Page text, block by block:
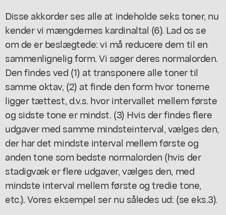
Disse akkorder ses alle at indeholde seks toner, nu
kender vi mængdernes kardinaltal (6). Lad os se
om de er beslægtede: vi må reducere dem til en
sammenlignelig form. Vi søger deres normalorden.
Den findes ved (1) at transponere alle toner til
samme oktav, (2) at finde den form hvor tonerne
ligger tættest, d.v.s. hvor intervallet mellem første
og sidste tone er mindst. (3) Hvis der findes flere
udgaver med samme mindsteinterval, vælges den,
der har det mindste interval mellem første og
anden tone som bedste normalorden (hvis der
stadigvæk er flere udgaver, vælges den, med
mindste interval mellem første og tredie tone,
etc.). Vores eksempel ser nu således ud: (se eks.3).